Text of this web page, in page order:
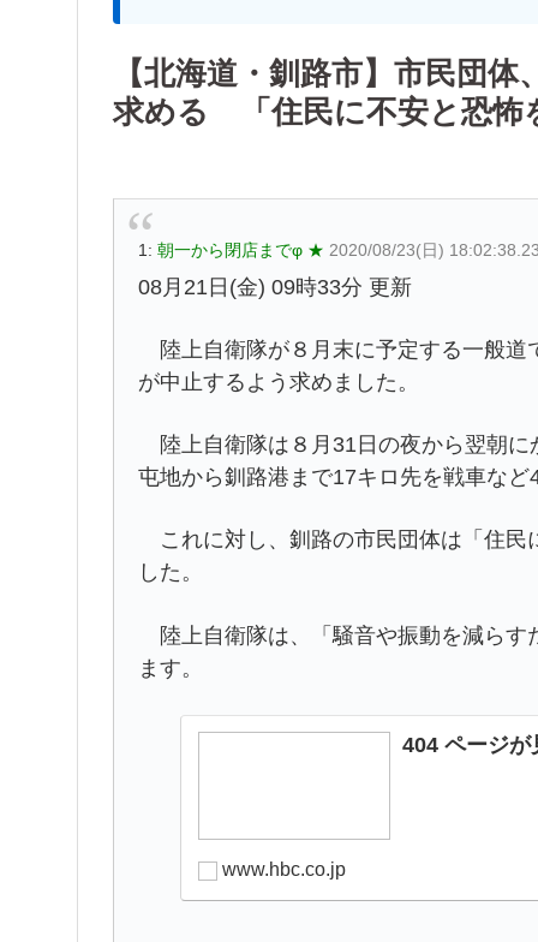
【北海道・釧路市】市民団
求める 「住民に不安と恐怖
1: 朝一から閉店までφ ★ 2020/08/23(日)
08月21日(金) 09時33分 更新
陸上自衛隊が８月末に予定する一般道
が中止するよう求めました。
陸上自衛隊は８月31日の夜から翌朝に
屯地から釧路港まで17キロ先を戦車な
これに対し、釧路の市民団体は「住民
した。
陸上自衛隊は、「騒音や振動を減らす
ます。
404 ページ
www.hbc.co.jp